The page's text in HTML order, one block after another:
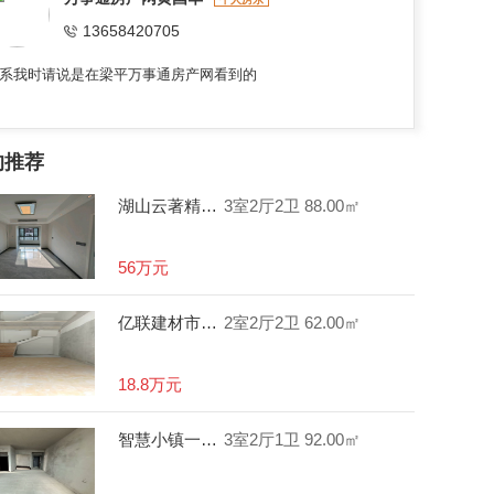
13658420705
我时请说是在梁平万事通房产网看到的
推荐
湖山云著精装三房两卫带阳台 采光好 3室2厅2卫 88.00㎡
56万元
亿联建材市场门市 2室2厅2卫 62.00㎡
18.8万元
智慧小镇一期清水三房带阳台 采光好 3室2厅1卫 92.00㎡